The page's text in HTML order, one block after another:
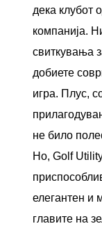
дека клубот
компанија.
свиткувања
добиете
игра. Плус,
не било
Но, Golf
елегантен и
главите на